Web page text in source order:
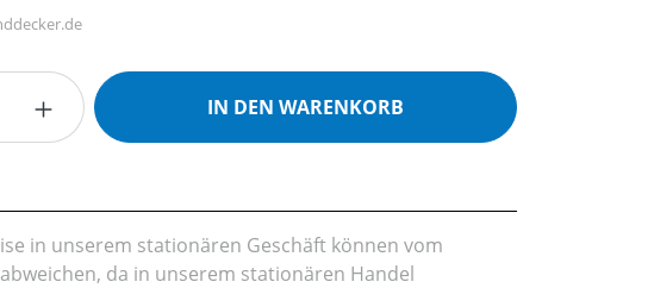
Gib den gewünschten Wert ein oder
IN DEN WARENKORB
in unserem stationären Geschäft können vom
da in unserem stationären Handel